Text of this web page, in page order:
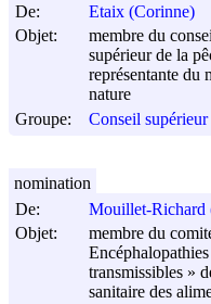
De:
Etaix (Corinne)
Objet:
membre du
supérieur de la
représentante du
nature
Groupe:
Conseil
De:
Mouillet-Richard
Objet:
membre du
transmissibles »
sanitaire des
nomination